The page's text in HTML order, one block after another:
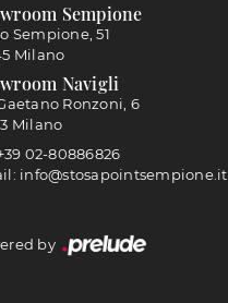
Sempione
Sempione, 51
Milano
Navigli
Ronzoni, 6
Milano
02-80886826
info@stosapointsempione.it
by